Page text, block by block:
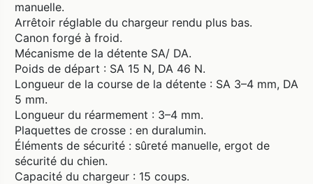
manuelle.
Arrêtoir réglable du chargeur rendu plus bas.
Canon forgé à froid.
Mécanisme de la détente SA/ DA.
Poids de départ : SA 15 N, DA 46 N.
Longueur de la course de la détente : SA 3–4 mm, DA
5 mm.
Longueur du réarmement : 3–4 mm.
Plaquettes de crosse : en duralumin.
Éléments de sécurité : sûreté manuelle, ergot de
sécurité du chien.
Capacité du chargeur : 15 coups.